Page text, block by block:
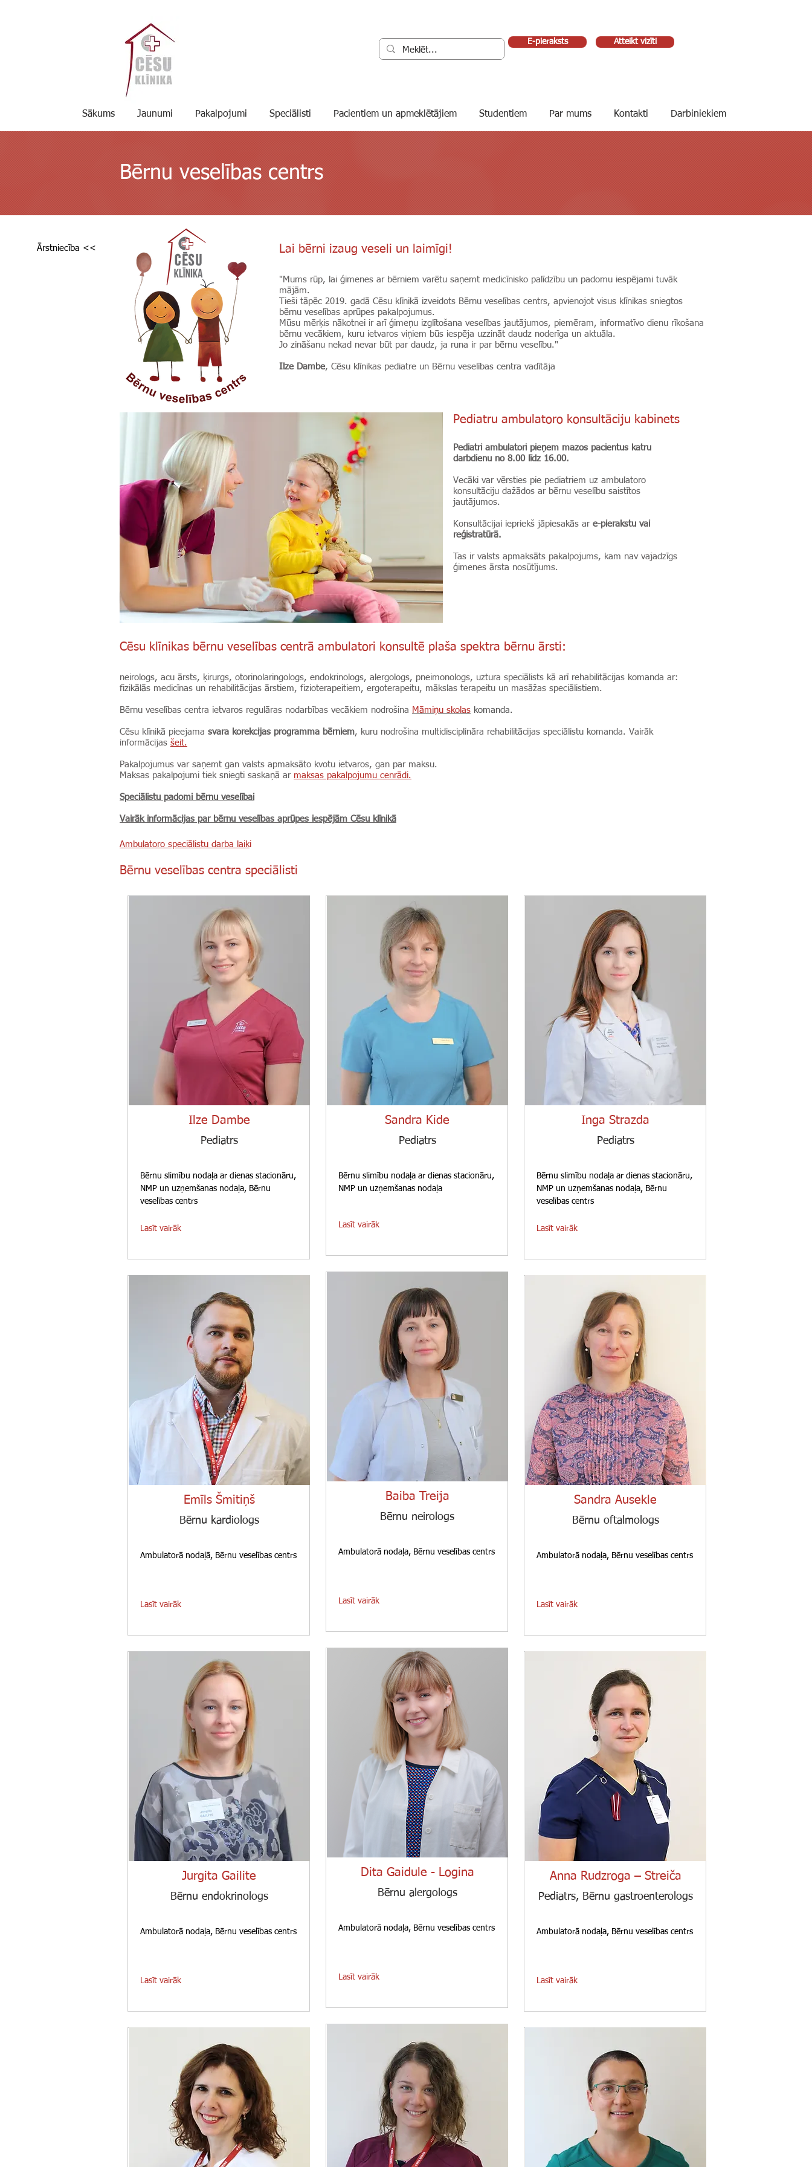
E-pieraksts Atteikt vizīti
Sākums Jaunumi Pakalpojumi Speciālisti Pacientiem un apmeklētājiem Studentiem Par mums Kontakti Darbiniekiem
Bērnu veselības centrs
Ārstniecība <<
"Mums rūp, lai ģimenes ar bērniem varētu saņemt medicīnisko palīdzību un padomu iespējami tuvāk
mājām.
Tieši tāpēc 2019. gadā Cēsu klīnikā izveidots Bērnu veselības centrs, apvienojot visus klīnikas sniegtos
bērnu veselības aprūpes pakalpojumus.
Mūsu mērķis nākotnei ir arī ģimeņu izglītošana veselības jautājumos, piemēram, informatīvo dienu rīkošana
bērnu vecākiem, kuru ietvaros viņiem būs iespēja uzzināt daudz noderīga un aktuāla.
Jo zināšanu nekad nevar būt par daudz, ja runa ir par bērnu veselību."
Ilze Dambe, Cēsu klīnikas pediatre un Bērnu veselības centra vadītāja
Pediatri ambulatori pieņem mazos pacientus katru
darbdienu no 8.00 līdz 16.00.
Vecāki var vērsties pie pediatriem uz ambulatoro
konsultāciju dažādos ar bērnu veselību saistītos
jautājumos.
Konsultācijai iepriekš jāpiesakās ar e-pierakstu vai
reģistratūrā.
Tas ir valsts apmaksāts pakalpojums, kam nav vajadzīgs
ģimenes ārsta nosūtījums.
Lai bērni izaug veseli un laimīgi!
Pediatru ambulatoro konsultāciju kabinets
Cēsu klīnikas bērnu veselības centrā ambulatori konsultē plaša spektra bērnu ārsti:
neirologs, acu ārsts, ķirurgs, otorinolaringologs, endokrinologs, alergologs, pneimonologs, uztura speciālists kā arī rehabilitācijas komanda ar:
fizikālās medicīnas un rehabilitācijas ārstiem, fizioterapeitiem, ergoterapeitu, mākslas terapeitu un masāžas speciālistiem.
Bērnu veselības centra ietvaros regulāras nodarbības vecākiem nodrošina Māmiņu skolas komanda.
Cēsu klīnikā pieejama svara korekcijas programma bērniem, kuru nodrošina multidisciplināra rehabilitācijas speciālistu komanda. Vairāk
informācijas šeit.
Pakalpojumus var saņemt gan valsts apmaksāto kvotu ietvaros, gan par maksu.
Maksas pakalpojumi tiek sniegti saskaņā ar maksas pakalpojumu cenrādi.
Speciālistu padomi bērnu veselībai
Vairāk informācijas par bērnu veselības aprūpes iespējām Cēsu klīnikā
Ambulatoro speciālistu darba laiki
Bērnu veselības centra speciālisti
Ilze Dambe
Pediatrs
Bērnu slimību nodaļa ar dienas stacionāru,
NMP un uzņemšanas nodaļa, Bērnu
veselības centrs
Lasīt vairāk
Emīls Šmitiņš
Bērnu kardiologs
Ambulatorā nodaļā, Bērnu veselības centrs
Lasīt vairāk
Jurgita Gailite
Bērnu endokrinologs
Ambulatorā nodaļa, Bērnu veselības centrs
Lasīt vairāk
Sandra Kide
Pediatrs
Bērnu slimību nodaļa ar dienas stacionāru,
NMP un uzņemšanas nodaļa
Lasīt vairāk
Baiba Treija
Bērnu neirologs
Ambulatorā nodaļa, Bērnu veselības centrs
Lasīt vairāk
Dita Gaidule - Logina
Bērnu alergologs
Ambulatorā nodaļa, Bērnu veselības centrs
Lasīt vairāk
Inga Strazda
Pediatrs
Bērnu slimību nodaļa ar dienas stacionāru,
NMP un uzņemšanas nodaļa, Bērnu
veselības centrs
Lasīt vairāk
Sandra Ausekle
Bērnu oftalmologs
Ambulatorā nodaļa, Bērnu veselības centrs
Lasīt vairāk
Anna Rudzroga – Streiča
Pediatrs, Bērnu gastroenterologs
Ambulatorā nodaļa, Bērnu veselības centrs
Lasīt vairāk